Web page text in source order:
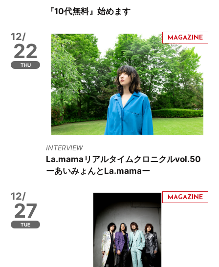
『10代無料』始めます
12/
22
THU
INTERVIEW
La.mamaリアルタイムクロニクルvol.50
ーあいみょんとLa.mamaー
12/
27
TUE